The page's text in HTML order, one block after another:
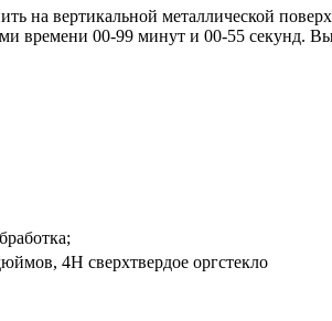
на вертикальной металлической
00-99 минут и 00-55 секунд. Вы
4H сверхтвердое оргстекло